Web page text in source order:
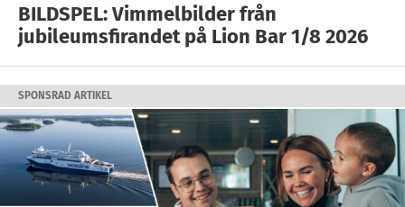
BILDSPEL: Vimmelbilder från
jubileumsfirandet på Lion Bar 1/8 2026
SPONSRAD ARTIKEL